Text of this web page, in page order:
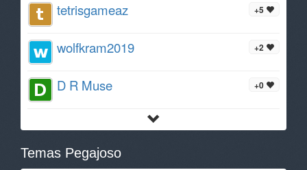
+5
tetrisgameaz
+2
wolfkram2019
+0
D R Muse
Temas Pegajoso